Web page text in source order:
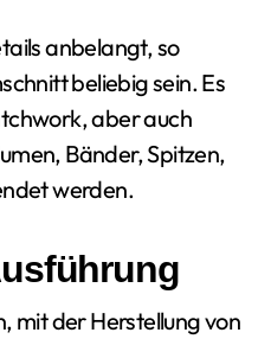
anbelangt, so
beliebig sein. Es
aber auch
Bänder, Spitzen,
werden.
mit der Herstellung von